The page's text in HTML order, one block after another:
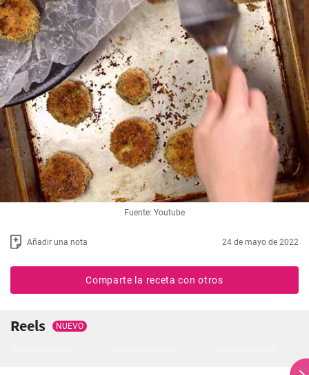
Fuente: Youtube
Añadir una nota 24 de mayo de 2022
Comparte la receta con otros
Reels NUEVO